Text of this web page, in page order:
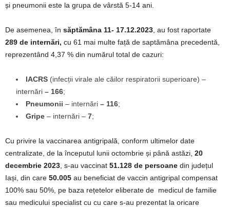
și pneumonii este la grupa de vârstă 5-14 ani.
De asemenea, în săptămâna 11- 17.12.2023 , au fost raportate
289 de internări, cu 61 mai multe față de saptămâna precedentă,
reprezentând 4,37 % din numărul total de cazuri:
IACRS (infecții virale ale căilor respiratorii superioare) –
internări – 166;
Pneumonii – internări – 116;
Gripe – internări – 7;
Cu privire la vaccinarea antigripală, conform ultimelor date
centralizate, de la începutul lunii octombrie și până astăzi, 20
decembrie 2023 , s-au vaccinat 51.128 de persoane din județul
Iași, din care 50.005 au beneficiat de vaccin antigripal compensat
100% sau 50%, pe baza rețetelor eliberate de medicul de familie
sau medicului specialist cu cu care s-au prezentat la oricare